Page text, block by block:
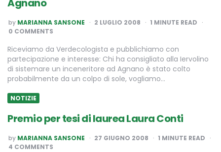
Agnano
POSTED
BY
by MARIANNA SANSONE 2 LUGLIO 2008 1 MINUTE READ
0 COMMENTS
Riceviamo da Verdecologista e pubblichiamo con
partecipazione e interesse: Chi ha consigliato alla Iervolino
di sistemare un inceneritore ad Agnano è stato colto
probabilmente da un colpo di sole, vogliamo…
NOTIZIE
Premio per tesi di laurea Laura Conti
POSTED
BY
by MARIANNA SANSONE 27 GIUGNO 2008 1 MINUTE READ
4 COMMENTS